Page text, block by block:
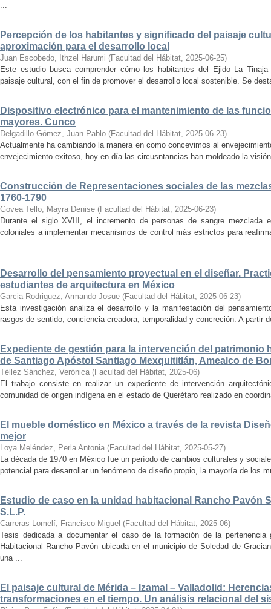
...
Percepción de los habitantes y significado del paisaje
aproximación para el desarrollo local
Juan Escobedo, Ithzel Harumi (Facultad del Hábitat, 2025-06-25)
Este estudio busca comprender cómo los habitantes del Ejido La
paisaje cultural, con el fin de promover el desarrollo local sostenible. Se
Dispositivo electrónico para el mantenimiento de las
mayores. Cunco
Delgadillo Gómez, Juan Pablo (Facultad del Hábitat, 2025-06-23)
Actualmente ha cambiando la manera en como concevimos al
envejecimiento exitoso, hoy en día las circusntancias han moldeado la
Construcción de Representaciones sociales de las
1760-1790
Govea Tello, Mayra Denise (Facultad del Hábitat, 2025-06-23)
Durante el siglo XVIII, el incremento de personas de sangre
coloniales a implementar mecanismos de control más estrictos para
...
Desarrollo del pensamiento proyectual en el diseñar.
estudiantes de arquitectura en México
Garcia Rodriguez, Armando Josue (Facultad del Hábitat, 2025-06-23)
Esta investigación analiza el desarrollo y la manifestación del
rasgos de sentido, conciencia creadora, temporalidad y concreción. A partir
Expediente de gestión para la intervención del patrimonio
de Santiago Apóstol Santiago Mexquititlán, Amealco de
Téllez Sánchez, Verónica (Facultad del Hábitat, 2025-06)
El trabajo consiste en realizar un expediente de intervención
comunidad de origen indígena en el estado de Querétaro realizado en
El mueble doméstico en México a través de la revista
mejor
Loya Meléndez, Perla Antonia (Facultad del Hábitat, 2025-05-27)
La década de 1970 en México fue un período de cambios culturales y
potencial para desarrollar un fenómeno de diseño propio, la mayoría de los
Estudio de caso en la unidad habitacional Rancho Pavón
S.L.P.
Carreras Lomelí, Francisco Miguel (Facultad del Hábitat, 2025-06)
Tesis dedicada a documentar el caso de la formación de la
Habitacional Rancho Pavón ubicada en el municipio de Soledad de
una ...
El paisaje cultural de Mérida – Izamal – Valladolid:
transformaciones en el tiempo. Un análisis relacional del